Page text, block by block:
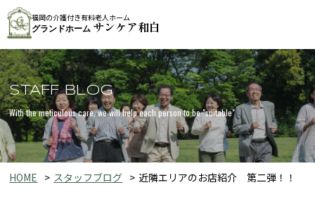
福岡の介護付き有料老人ホーム
グランドホーム サンケア和白
STAFF BLOG
With the meticulous care, we will help each person to be "suitable"
HOME スタッフブログ 近隣エリアのお店紹介 第二弾！！